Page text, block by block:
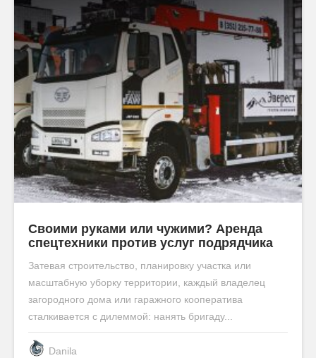
Своими руками или чужими? Аренда
спецтехники против услуг подрядчика
Затевая строительство, планировку участка или
масштабную уборку территории, каждый владелец
загородного дома или гаражного кооператива
сталкивается с дилеммой: нанять бригаду...
Danila